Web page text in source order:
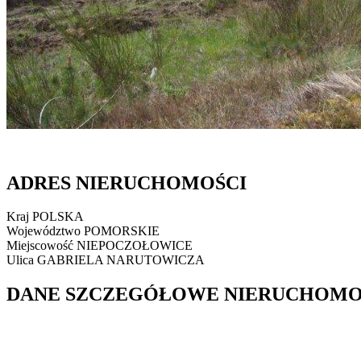
ADRES NIERUCHOMOŚCI
Kraj POLSKA
Województwo POMORSKIE
Miejscowość NIEPOCZOŁOWICE
Ulica GABRIELA NARUTOWICZA
DANE SZCZEGÓŁOWE